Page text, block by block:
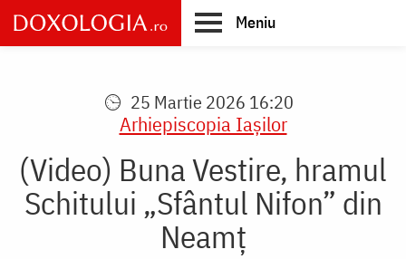
Skip
to
main
Meniu
25 Martie 2026 16:20
Arhiepiscopia Iaşilor
(Video) Buna Vestire, hramul
Schitului „Sfântul Nifon” din
Neamț